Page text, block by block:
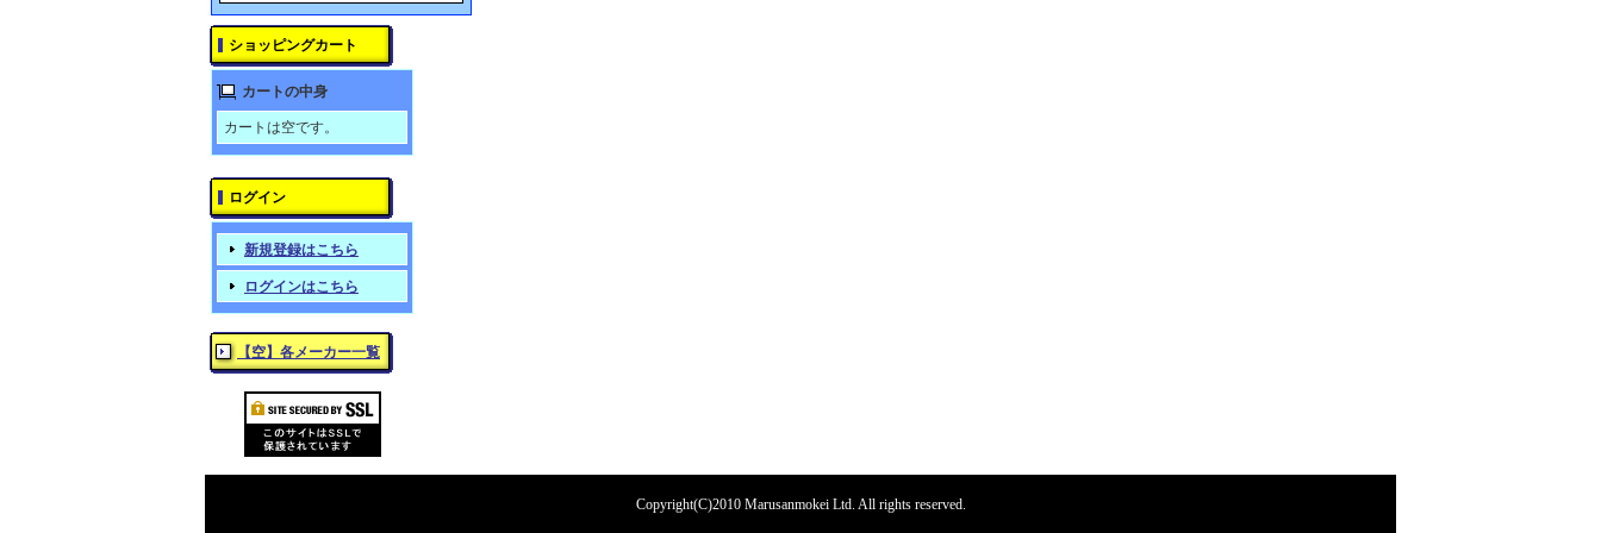
ショッピングカート
カートの中身
カートは空です。
ログイン
新規登録はこちら
ログインはこちら
【空】各メーカー一覧
Copyright(C)2010 Marusanmokei Ltd. All rights reserved.